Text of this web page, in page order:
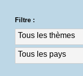
Filtre :